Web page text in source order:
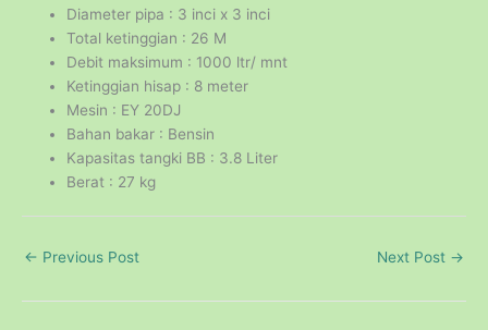
Diameter pipa : 3 inci x 3 inci
Total ketinggian : 26 M
Debit maksimum : 1000 ltr/ mnt
Ketinggian hisap : 8 meter
Mesin : EY 20DJ
Bahan bakar : Bensin
Kapasitas tangki BB : 3.8 Liter
Berat : 27 kg
← Previous Post Next Post →